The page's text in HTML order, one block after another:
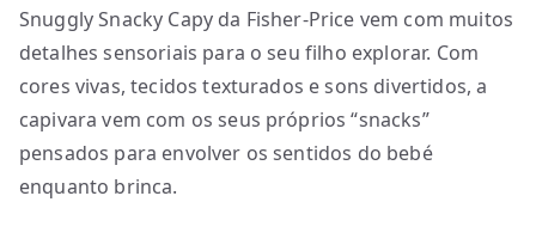
Snuggly Snacky Capy da Fisher-Price vem com muitos
detalhes sensoriais para o seu filho explorar. Com
cores vivas, tecidos texturados e sons divertidos, a
capivara vem com os seus próprios “snacks”
pensados para envolver os sentidos do bebé
enquanto brinca.